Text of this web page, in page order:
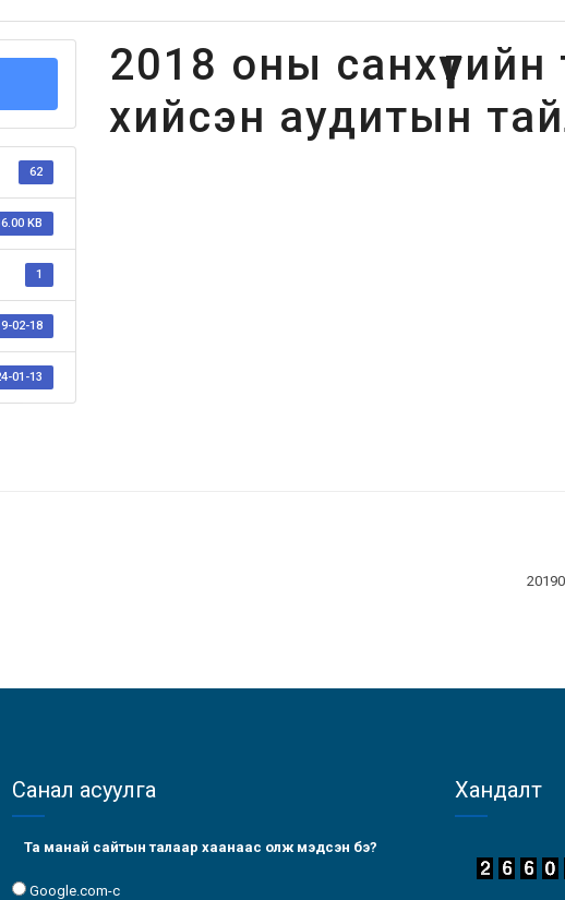
62
KB
1
02-18
01-13
2018 оны
хийсэн аудитын
Санал асуулга
Та манай сайтын талаар хаанаас олж мэдсэн бэ?
Google.com-с
Хандалт